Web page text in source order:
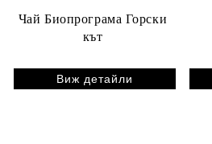
Чай Биопрограма Горски
кът
Виж детайли